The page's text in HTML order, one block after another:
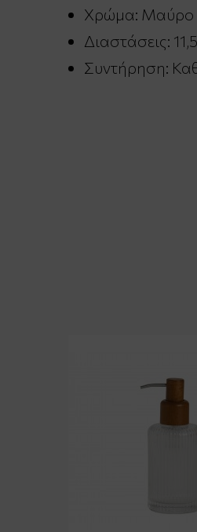
Χρώμα: Μαύρο
Διαστάσεις:
Συντήρηση: